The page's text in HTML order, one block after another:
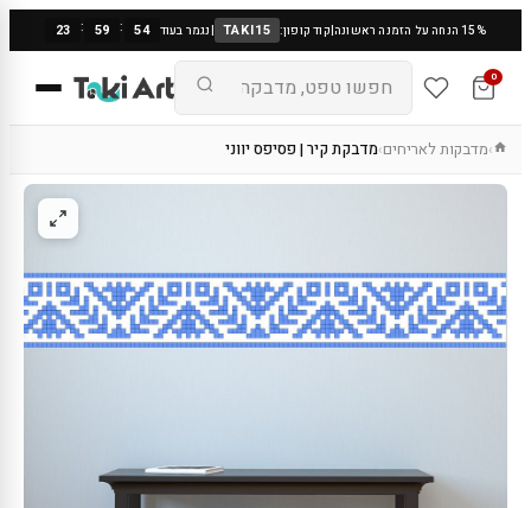
15% הנחה על הזמנה ראשונה |קוד קופון: TAKI15
|נגמר בעוד 23 : 59 : 53
0
›מדבקות לאריחים›מדבקת קיר | פסיפס יווני